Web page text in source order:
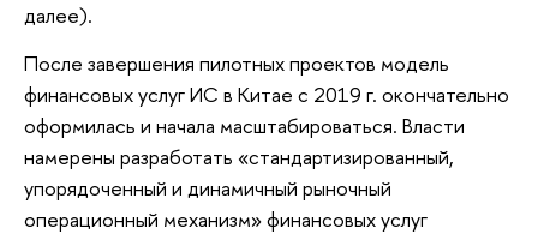
далее).
После завершения пилотных проектов модель
финансовых услуг ИС в Китае с 2019 г. окончательно
оформилась и начала масштабироваться. Власти
намерены разработать «стандартизированный,
упорядоченный и динамичный рыночный
операционный механизм» финансовых услуг